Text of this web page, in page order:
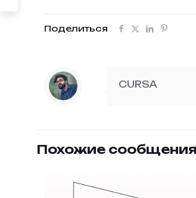
Поделиться
CURSA
Похожие сообщения